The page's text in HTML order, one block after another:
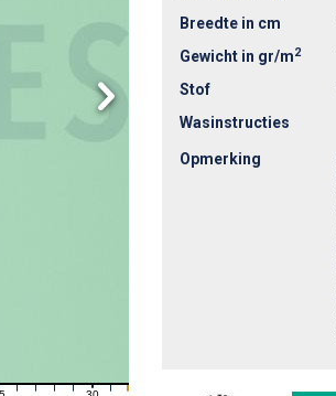
26 27 28 29 31
Breedte in cm
Gewicht in gr/m2
Stof
Wasinstructies
Opmerking